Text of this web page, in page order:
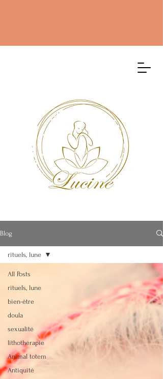
Soins énergétiques
Doula - Reiki
lucinedoula@
gmail.com
Blog
All Posts
rituels, lune
bien-être
doula
sexualité
lithothérapie
Animal totem
Antiquité
rituels, lune